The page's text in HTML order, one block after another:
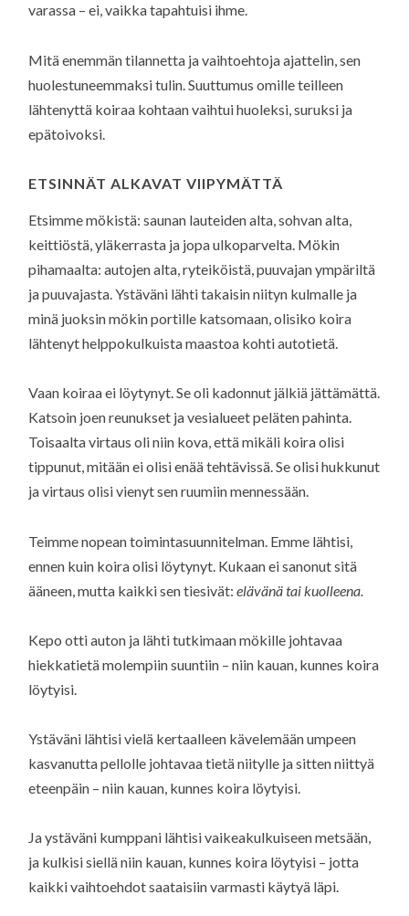
varassa – ei, vaikka tapahtuisi ihme.
Mitä enemmän tilannetta ja vaihtoehtoja ajattelin, sen
huolestuneemmaksi tulin. Suuttumus omille teilleen
lähtenyttä koiraa kohtaan vaihtui huoleksi, suruksi ja
epätoivoksi.
ETSINNÄT ALKAVAT VIIPYMÄTTÄ
Etsimme mökistä: saunan lauteiden alta, sohvan alta,
keittiöstä, yläkerrasta ja jopa ulkoparvelta. Mökin
pihamaalta: autojen alta, ryteiköistä, puuvajan ympäriltä
ja puuvajasta. Ystäväni lähti takaisin niityn kulmalle ja
minä juoksin mökin portille katsomaan, olisiko koira
lähtenyt helppokulkuista maastoa kohti autotietä.
Vaan koiraa ei löytynyt. Se oli kadonnut jälkiä jättämättä.
Katsoin joen reunukset ja vesialueet peläten pahinta.
Toisaalta virtaus oli niin kova, että mikäli koira olisi
tippunut, mitään ei olisi enää tehtävissä. Se olisi hukkunut
ja virtaus olisi vienyt sen ruumiin mennessään.
Teimme nopean toimintasuunnitelman. Emme lähtisi,
ennen kuin koira olisi löytynyt. Kukaan ei sanonut sitä
ääneen, mutta kaikki sen tiesivät:elävänä tai kuolleena.
Kepo otti auton ja lähti tutkimaan mökille johtavaa
hiekkatietä molempiin suuntiin – niin kauan, kunnes koira
löytyisi.
Ystäväni lähtisi vielä kertaalleen kävelemään umpeen
kasvanutta pellolle johtavaa tietä niitylle ja sitten niittyä
eteenpäin – niin kauan, kunnes koira löytyisi.
Ja ystäväni kumppani lähtisi vaikeakulkuiseen metsään,
ja kulkisi siellä niin kauan, kunnes koira löytyisi – jotta
kaikki vaihtoehdot saataisiin varmasti käytyä läpi.